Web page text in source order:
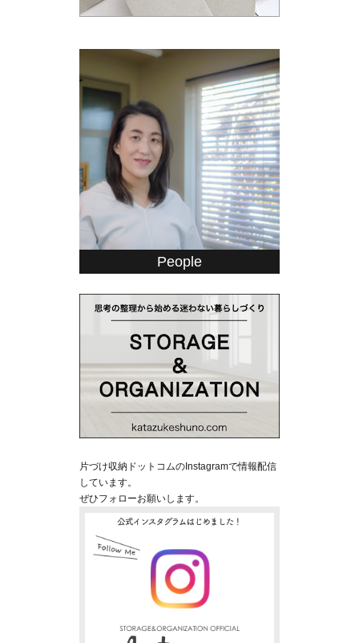
People
片づけ収納ドットコムのInstagramで情報配信
しています。
ぜひフォローお願いします。